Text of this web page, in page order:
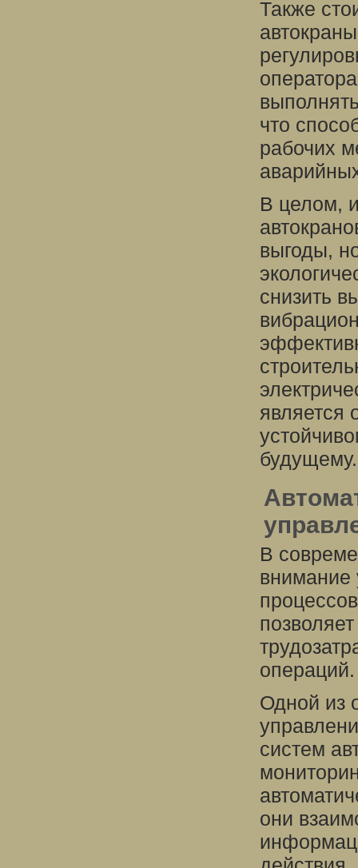
Также
что
рабочих
В целом,
выгоды,
снизить
является
будущему.
В
внимание
операций.
Одной из
систем
они